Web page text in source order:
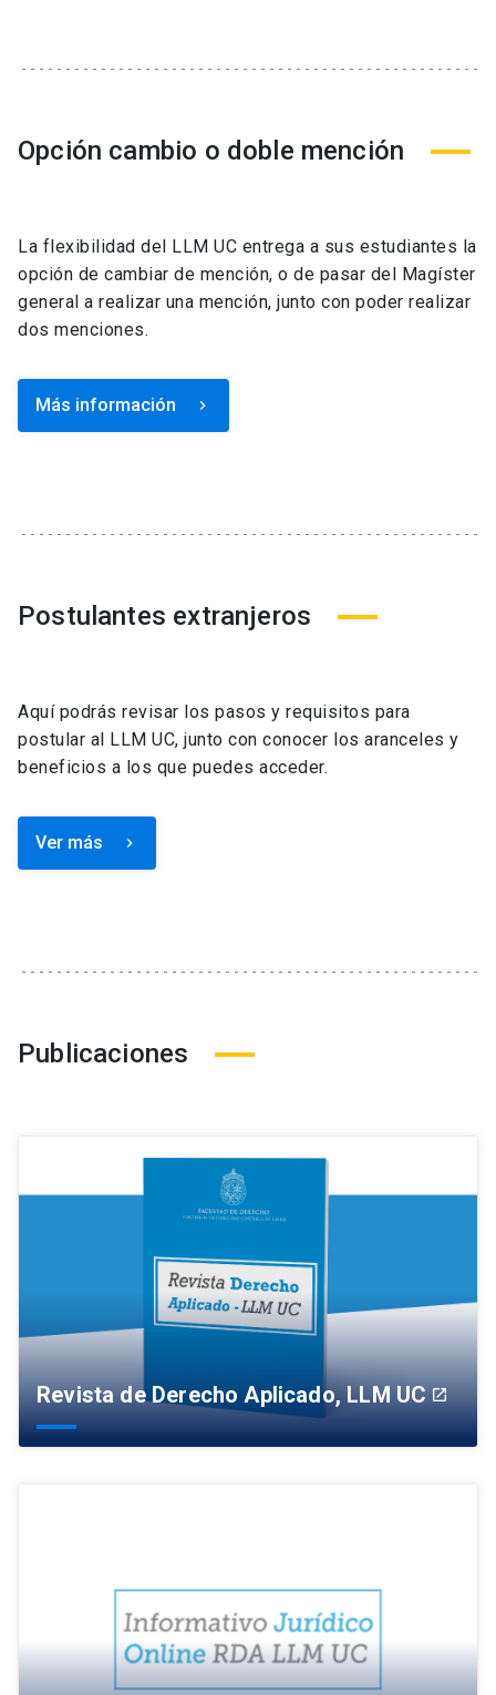
Opción cambio o doble mención
La flexibilidad del LLM UC entrega a sus estudiantes la
opción de cambiar de mención, o de pasar del Magíster
general a realizar una mención, junto con poder realizar
dos menciones.
Más información keyboard_arrow_right
Postulantes extranjeros
Aquí podrás revisar los pasos y requisitos para
postular al LLM UC, junto con conocer los aranceles y
beneficios a los que puedes acceder.
Ver más keyboard_arrow_right
Publicaciones
Revista de Derecho Aplicado, LLM UC launch